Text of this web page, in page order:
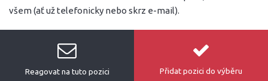
všem (ať už telefonicky nebo skrz e-mail).
Reagovat na tuto pozici Přidat pozici do výběru